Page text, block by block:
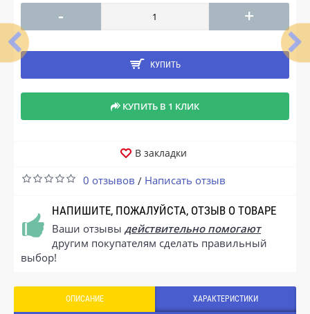
- +
КУПИТЬ
КУПИТЬ В 1 КЛИК
В закладки
0 отзывов / Написать отзыв
НАПИШИТЕ, ПОЖАЛУЙСТА, ОТЗЫВ О ТОВАРЕ
Ваши отзывы действительно помогают
другим покупателям сделать правильный
выбор!
ОПИСАНИЕ ХАРАКТЕРИСТИКИ